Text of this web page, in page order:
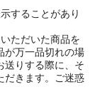
することがあり
ただいた商品を
が万一品切れの場
送りする際に、そ
だきます。ご迷惑